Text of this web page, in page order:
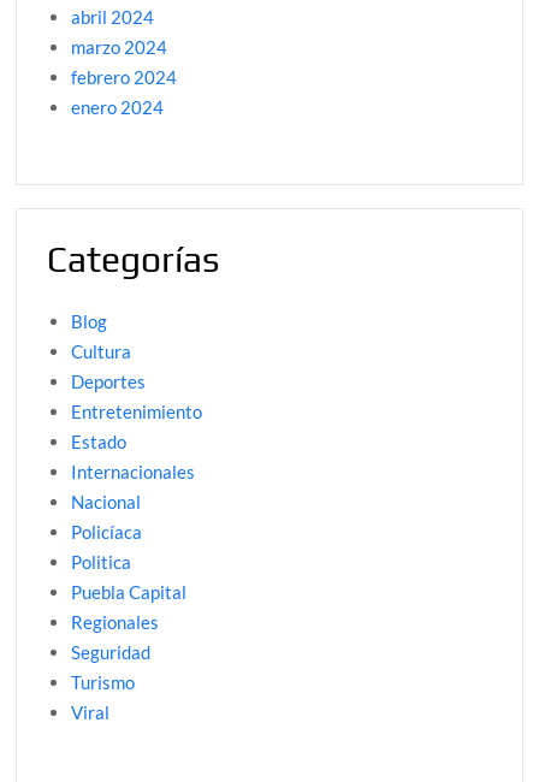
abril 2024
marzo 2024
febrero 2024
enero 2024
Categorías
Blog
Cultura
Deportes
Entretenimiento
Estado
Internacionales
Nacional
Policíaca
Politica
Puebla Capital
Regionales
Seguridad
Turismo
Viral